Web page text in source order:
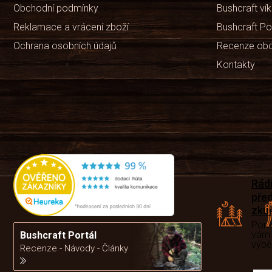
Obchodní podmínky
Reklamace a vrácení zboží
Ochrana osobních údajů
Bushcraft
Bushcraft
Recenze
Kontakty
Bushcraft Portál
Recenze - Návody - Články
Rádi
vám